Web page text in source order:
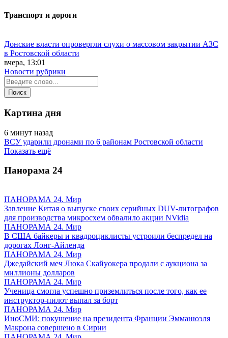
Транспорт и дороги
Донские власти опровергли слухи о массовом закрытии АЗС
в Ростовской области
вчера, 13:01
Новости рубрики
Картина дня
6 минут назад
ВСУ ударили дронами по 6 районам Ростовской области
Показать ещё
Панорама 24
ПАНОРАМА 24. Мир
Завление Китая о выпуске своих серийных DUV-литографов
для производства микросхем обвалило акции NVidia
ПАНОРАМА 24. Мир
В США байкеры и квадроциклисты устроили беспредел на
дорогах Лонг-Айленда
ПАНОРАМА 24. Мир
Джедайский меч Люка Скайуокера продали с аукциона за
миллионы долларов
ПАНОРАМА 24. Мир
Ученица смогла успешно приземлиться после того, как ее
инструктор-пилот выпал за борт
ПАНОРАМА 24. Мир
ИноСМИ: покушение на президента Франции Эмманюэля
Макрона совершено в Сирии